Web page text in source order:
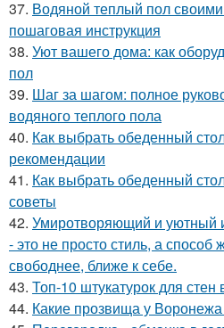
37. Водяной теплый пол
пошаговая инструкция
38. Уют вашего дома: как
пол
39. Шаг за шагом: полное
водяного теплого пола
40. Как выбрать обеденный
рекомендации
41. Как выбрать обеденный
советы
42. Умиротворяющий и уютный
- это не просто стиль, а способ
свободнее, ближе к себе.
43. Топ-10 штукатурок для стен
44. Какие прозвища у